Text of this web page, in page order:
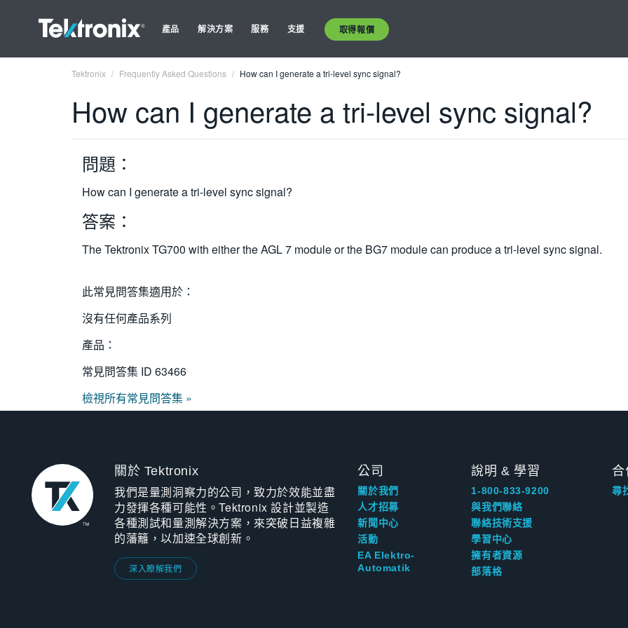
產品 解決方案 服務 支援 取得報價
Tektronix Frequently Asked Questions How can I generate a tri-level sync signal?
How can I generate a tri-level sync signal?
問題：
How can I generate a tri-level sync signal?
答案：
The Tektronix TG700 with either the AGL 7 module or the BG7 module can produce a tri-level sync signal.
此常見問答集適用於：
沒有任何產品系列
產品：
常見問答集 ID 63466
檢視所有常見問答集 »
關於 Tektronix
我們是量測洞察力的公司，致力於效能並盡
力發揮各種可能性。Tektronix 設計並製造
各種測試和量測解決方案，來突破日益複雜
的藩籬，以加速全球創新。
深入瞭解我們
公司
關於我們
人才招募
新聞中心
活動
EA Elektro-
Automatik
說明 & 學習
1-800-833-9200
與我們聯絡
聯絡技術支援
學習中心
擁有者資源
部落格
合
尋